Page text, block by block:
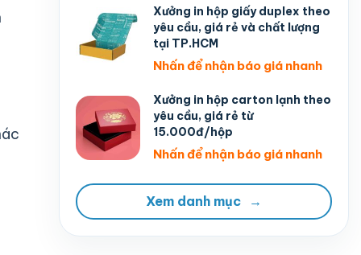
Xưởng in hộp giấy duplex theo
yêu cầu, giá rẻ và chất lượng
tại TP.HCM
Nhấn để nhận báo giá nhanh
Xưởng in hộp carton lạnh theo
yêu cầu, giá rẻ từ
15.000đ/hộp
Nhấn để nhận báo giá nhanh
Xem danh mục →